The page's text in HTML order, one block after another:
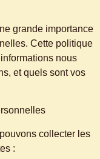
grande importance
Cette politique
nous
et quels sont vos
collecter les
: